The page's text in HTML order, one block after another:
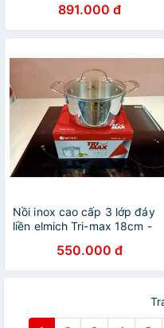
891.000 đ
Nồi inox cao cấp 3 lớp đáy
liền elmich Tri-max 18cm -
550.000 đ